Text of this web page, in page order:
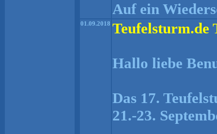
Auf ein
01.09.2018 Teufelsturm.de
Hallo liebe
Das 17.
21.-23.